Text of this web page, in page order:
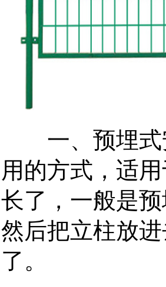
一、预埋式
用的方式，适
长了，一般是
然后把立柱放
了。